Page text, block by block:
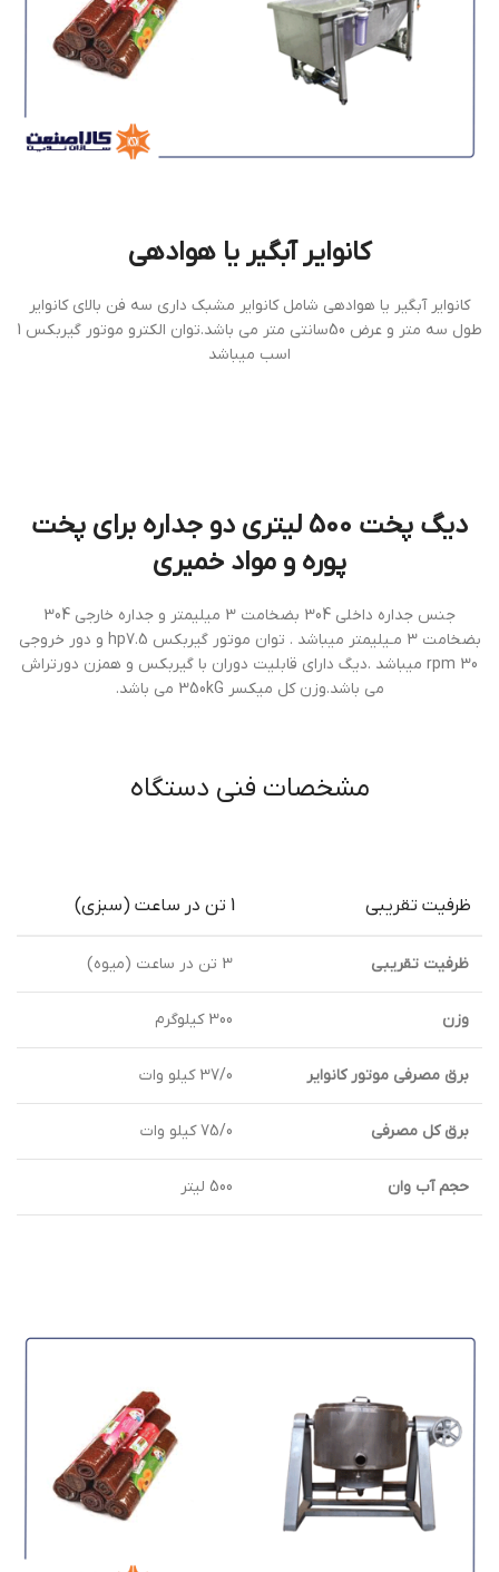
کانوایر آبگیر یا هوادهی
کانوایر آبگیر یا هوادهی شامل کانوایر مشبک داری سه فن بالای کانوایر
طول سه متر و عرض 50سانتی متر می باشد.توان الکترو موتور گیربکس 1
اسب میباشد
ديگ پخت 500 ليتري دو جداره برای پخت
پوره و مواد خمیری
جنس جداره داخلي 304 بضخامت 3 ميليمتر و جداره خارجي 304
بضخامت 3 مـيليمتر ميباشد . توان موتور گيربكس hp7.5 و دور خروجي
30 rpm ميباشد .دیگ دارای قابلیت دوران با گیربکس و همزن دورتراش
می باشد.وزن كل ميكسر 350kG مي باشد.
مشخصات فنی دستگاه
ظرفيت تقريبی 1 تن در ساعت (سبزی)
ظرفيت تقريبی 3 تن در ساعت (ميوه)
وزن 300 كيلوگرم
برق مصرفي موتور کانواير 37/0 کيلو وات
برق کل مصرفی 75/0 کيلو وات
حجم آب وان 500 ليتر